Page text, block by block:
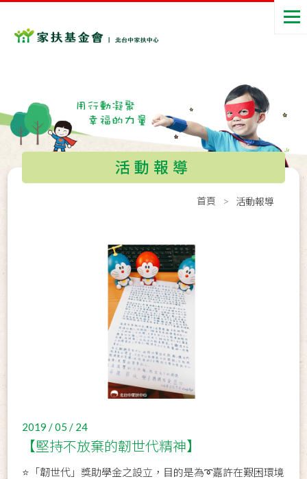
活動報導
首頁 活動報導
2019 / 05 / 24
【堅持不放棄的韌世代精神】
⭐「韌世代」獎助學金之設立，目的是為➰嘉許在艱困環境